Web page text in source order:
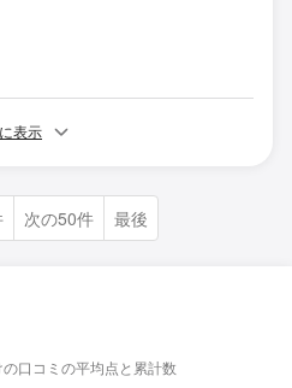
表示
次の50件 最後
口コミの平均点と累計数